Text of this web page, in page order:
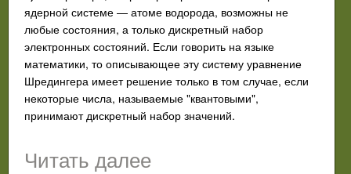
ядерной системе — атоме водорода, возможны не
любые состояния, а только дискретный набор
электронных состояний. Если говорить на языке
математики, то описывающее эту систему уравнение
Шредингера имеет решение только в том случае, если
некоторые числа, называемые "квантовыми",
принимают дискретный набор значений.
Читать далее